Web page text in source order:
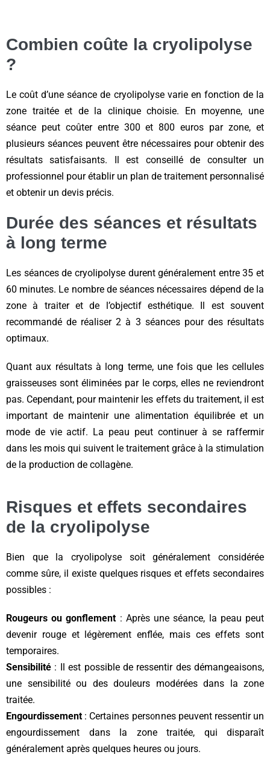
Combien coûte la cryolipolyse
?
Le coût d’une séance de cryolipolyse varie en fonction de la
zone traitée et de la clinique choisie. En moyenne, une
séance peut coûter entre 300 et 800 euros par zone, et
plusieurs séances peuvent être nécessaires pour obtenir des
résultats satisfaisants. Il est conseillé de consulter un
professionnel pour établir un plan de traitement personnalisé
et obtenir un devis précis.
Durée des séances et résultats
à long terme
Les séances de cryolipolyse durent généralement entre 35 et
60 minutes. Le nombre de séances nécessaires dépend de la
zone à traiter et de l’objectif esthétique. Il est souvent
recommandé de réaliser 2 à 3 séances pour des résultats
optimaux.
Quant aux résultats à long terme, une fois que les cellules
graisseuses sont éliminées par le corps, elles ne reviendront
pas. Cependant, pour maintenir les effets du traitement, il est
important de maintenir une alimentation équilibrée et un
mode de vie actif. La peau peut continuer à se raffermir
dans les mois qui suivent le traitement grâce à la stimulation
de la production de collagène.
Risques et effets secondaires
de la cryolipolyse
Bien que la cryolipolyse soit généralement considérée
comme sûre, il existe quelques risques et effets secondaires
possibles :
Rougeurs ou gonflement : Après une séance, la peau peut
devenir rouge et légèrement enflée, mais ces effets sont
temporaires.
Sensibilité : Il est possible de ressentir des démangeaisons,
une sensibilité ou des douleurs modérées dans la zone
traitée.
Engourdissement : Certaines personnes peuvent ressentir un
engourdissement dans la zone traitée, qui disparaît
généralement après quelques heures ou jours.